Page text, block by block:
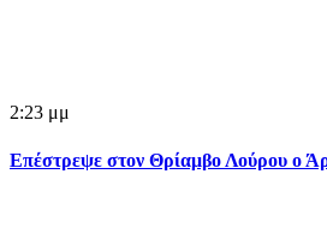
2:23 μμ
Επέστρεψε στον Θρίαμβο Λούρου ο